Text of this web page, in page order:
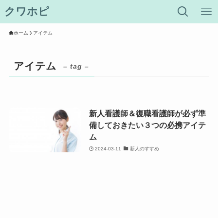
クワホピ
ホーム アイテム
アイテム – tag –
新人看護師＆復職看護師が必ず準
備しておきたい３つの必携アイテ
ム
2024-03-11 新人のすすめ